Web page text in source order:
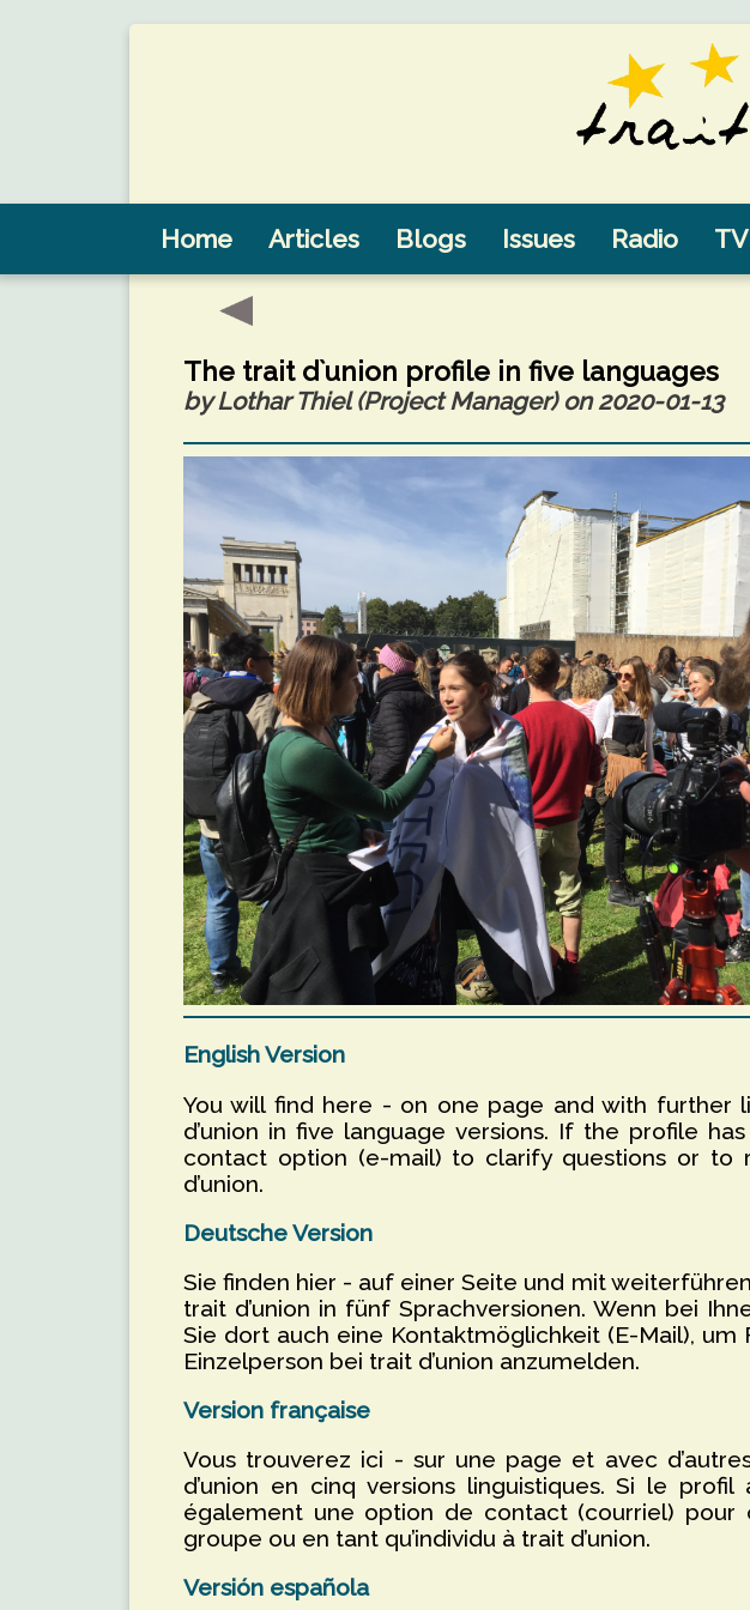
Home Articles Blogs Issues Radio TV
The trait d`union profile in five languages
by Lothar Thiel (Project Manager) on 2020-01-13
English Version
You will find here - on one page and with
d’union in five language versions. If the profile
contact option (e-mail) to clarify questions or to
d’union.
Deutsche Version
Sie finden hier - auf einer Seite und mit
trait d’union in fünf Sprachversionen. Wenn bei
Sie dort auch eine Kontaktmöglichkeit (E-Mail),
Einzelperson bei trait d’union anzumelden.
Version française
Vous trouverez ici - sur une page et avec
d’union en cinq versions linguistiques. Si le
également une option de contact (courriel)
groupe ou en tant qu’individu à trait d’union.
Versión española